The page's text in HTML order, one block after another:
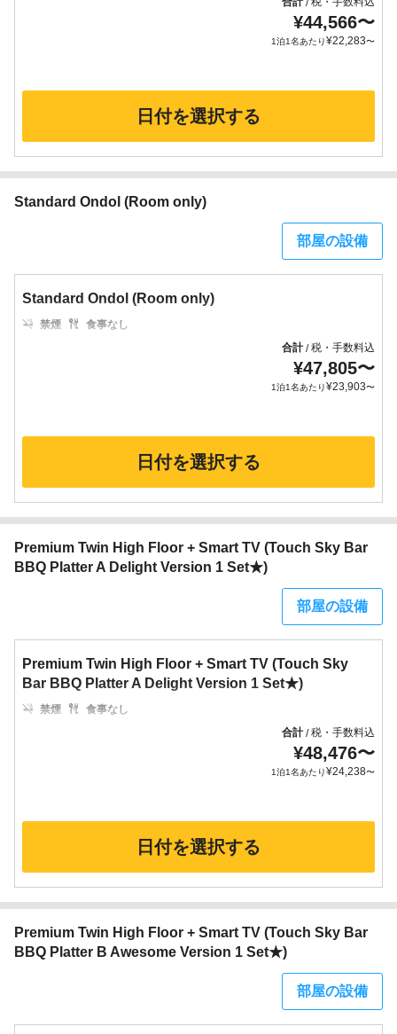
¥44,566〜
1泊1名あたり¥22,283〜
日付を選択する
Standard Ondol (Room only)
部屋の設備
Standard Ondol (Room only)
禁煙
食事なし
合計/税・手数料込
¥47,805〜
1泊1名あたり¥23,903〜
日付を選択する
Premium Twin High Floor + Smart TV (Touch Sky Bar
BBQ Platter A Delight Version 1 Set★)
部屋の設備
Premium Twin High Floor + Smart TV (Touch Sky
Bar BBQ Platter A Delight Version 1 Set★)
禁煙
食事なし
合計/税・手数料込
¥48,476〜
1泊1名あたり¥24,238〜
日付を選択する
Premium Twin High Floor + Smart TV (Touch Sky Bar
BBQ Platter B Awesome Version 1 Set★)
部屋の設備